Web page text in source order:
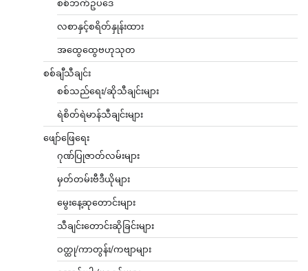
စစ်ဘက်ဥပဒေ
လစာနှင့်စရိတ်နှုန်းထား
အထွေထွေဗဟုသုတ
စစ်ချီသီချင်း
စစ်သည်ရေး/ဆိုသီချင်းများ
ရဲစိတ်ရဲမာန်သီချင်းများ
ဖျော်ဖြေရေး
ဂုဏ်ပြုဇာတ်လမ်းများ
မှတ်တမ်းဗီဒီယိုများ
မွေးနေ့ဆုတောင်းများ
သီချင်းတောင်းဆိုခြင်းများ
ဝတ္ထု/ကာတွန်း/ကဗျာများ